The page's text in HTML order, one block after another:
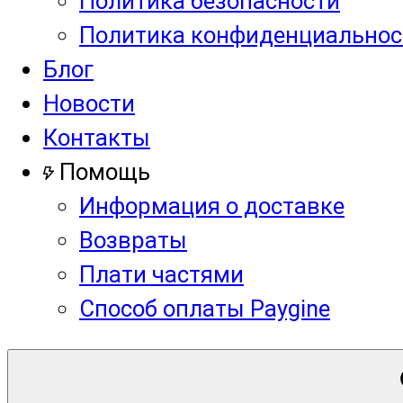
Политика
Блог
Новости
Контакты
Помощь
Информация о доставке
Возвраты
Плати частями
Способ оплаты Paygine